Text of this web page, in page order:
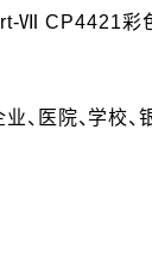
Ⅶ CP4421
院、学校、